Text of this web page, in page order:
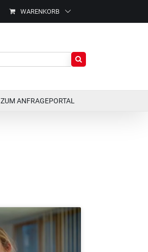
WARENKORB
ZUM ANFRAGEPORTAL